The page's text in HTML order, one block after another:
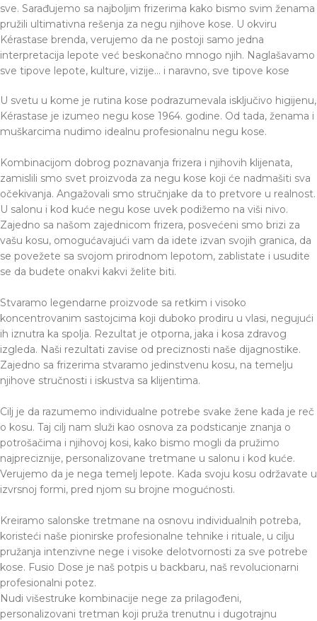
sve. Sarađujemo sa najboljim frizerima kako bismo svim ženama
pružili ultimativna rešenja za negu njihove kose. U okviru
Kérastase brenda, verujemo da ne postoji samo jedna
interpretacija lepote već beskonačno mnogo njih. Naglašavamo
sve tipove lepote, kulture, vizije... i naravno, sve tipove kose
U svetu u kome je rutina kose podrazumevala isključivo higijenu,
Kérastase je izumeo negu kose 1964. godine. Od tada, ženama i
muškarcima nudimo idealnu profesionalnu negu kose.
Kombinacijom dobrog poznavanja frizera i njihovih klijenata,
zamislili smo svet proizvoda za negu kose koji će nadmašiti sva
očekivanja. Angažovali smo stručnjake da to pretvore u realnost.
U salonu i kod kuće negu kose uvek podižemo na viši nivo.
Zajedno sa našom zajednicom frizera, posvećeni smo brizi za
vašu kosu, omogućavajući vam da idete izvan svojih granica, da
se povežete sa svojom prirodnom lepotom, zablistate i usudite
se da budete onakvi kakvi želite biti.
Stvaramo legendarne proizvode sa retkim i visoko
koncentrovanim sastojcima koji duboko prodiru u vlasi, negujući
ih iznutra ka spolja. Rezultat je otporna, jaka i kosa zdravog
izgleda. Naši rezultati zavise od preciznosti naše dijagnostike.
Zajedno sa frizerima stvaramo jedinstvenu kosu, na temelju
njihove stručnosti i iskustva sa klijentima.
Cilj je da razumemo individualne potrebe svake žene kada je reč
o kosu. Taj cilj nam služi kao osnova za podsticanje znanja o
potrošačima i njihovoj kosi, kako bismo mogli da pružimo
najpreciznije, personalizovane tretmane u salonu i kod kuće.
Verujemo da je nega temelj lepote. Kada svoju kosu održavate u
izvrsnoj formi, pred njom su brojne mogućnosti.
Kreiramo salonske tretmane na osnovu individualnih potreba,
koristeći naše pionirske profesionalne tehnike i rituale, u cilju
pružanja intenzivne nege i visoke delotvornosti za sve potrebe
kose. Fusio Dose je naš potpis u backbaru, naš revolucionarni
profesionalni potez.
Nudi višestruke kombinacije nege za prilagođeni,
personalizovani tretman koji pruža trenutnu i dugotrajnu